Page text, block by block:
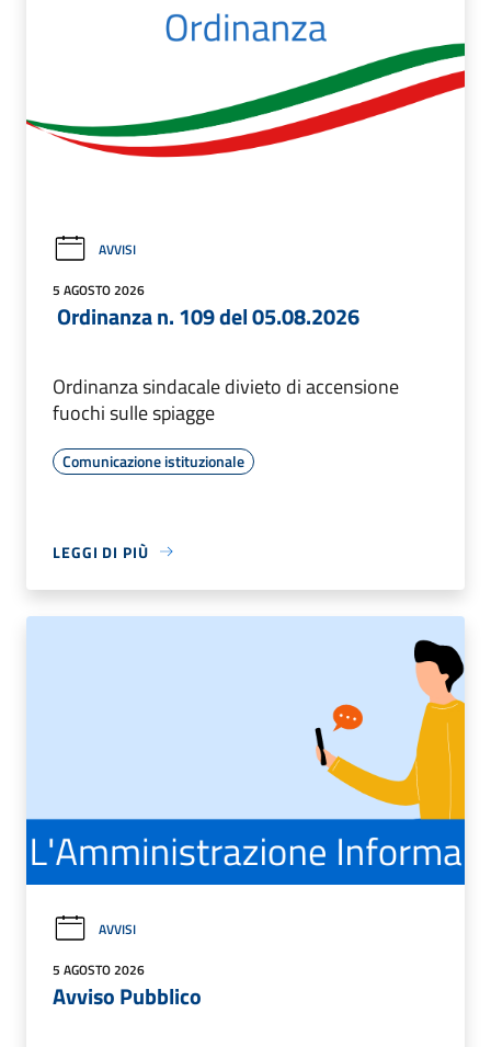
AVVISI
5 AGOSTO 2026
Ordinanza n. 109 del 05.08.2026
Ordinanza sindacale divieto di accensione
fuochi sulle spiagge
Comunicazione istituzionale
LEGGI DI PIÙ
AVVISI
5 AGOSTO 2026
Avviso Pubblico